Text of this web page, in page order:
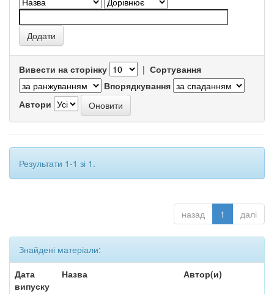
Вивести на сторінку | Сортування
Впорядкування
Автори
Результати 1-1 зі 1.
назад 1 далі
Знайдені матеріали:
Дата
випуску
Назва Автор(и)